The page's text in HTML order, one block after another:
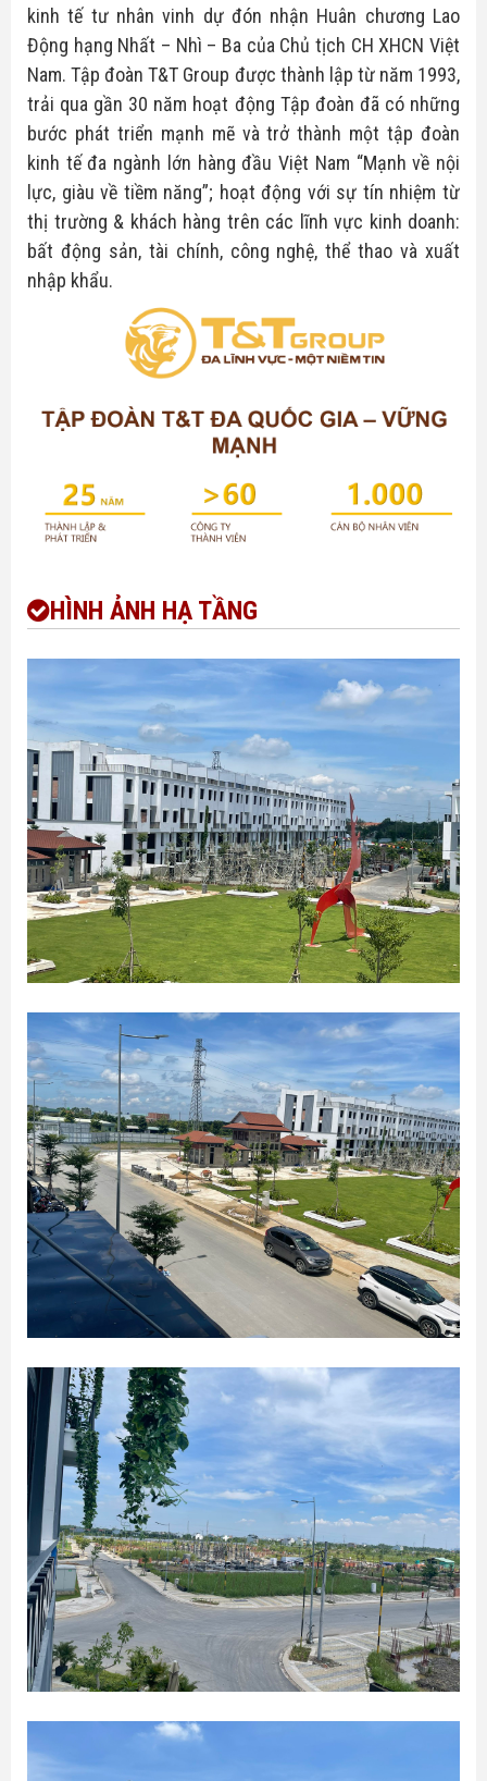
kinh tế tư nhân vinh dự đón nhận Huân chương Lao
Động hạng Nhất – Nhì – Ba của Chủ tịch CH XHCN Việt
Nam. Tập đoàn T&T Group được thành lập từ năm 1993,
trải qua gần 30 năm hoạt động Tập đoàn đã có những
bước phát triển mạnh mẽ và trở thành một tập đoàn
kinh tế đa ngành lớn hàng đầu Việt Nam “Mạnh về nội
lực, giàu về tiềm năng”; hoạt động với sự tín nhiệm từ
thị trường & khách hàng trên các lĩnh vực kinh doanh:
bất động sản, tài chính, công nghệ, thể thao và xuất
nhập khẩu.
HÌNH ẢNH HẠ TẦNG